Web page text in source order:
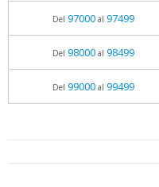
Del 97000al 97499
Del 98000al 98499
Del 99000al 99499